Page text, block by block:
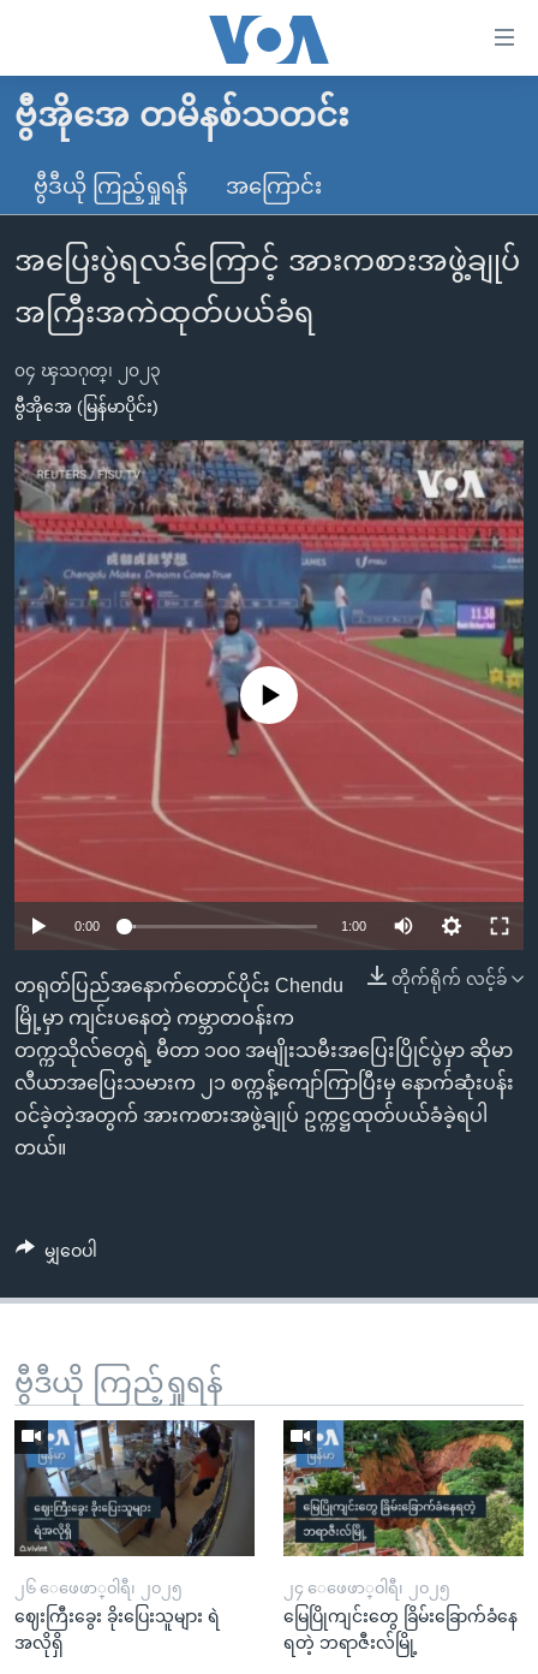
လွယ်ကူ
စေ
သည့်
များ
ပင်မ
သို့
ကျော်
ကြည့်
ရန်
ပင်မ
အ
ညွန်း
စာမျက်နှာ
သို့
ကျော်
ရှာဖွေ
နေရာ
ကျော်
မူလစာမျက်နှာ
မြန်မာ
ကမ္ဘာ့သတင်းများ
နိုင်ငံတကာ
အမေရိကန်
အစ္စရေး-ပါလက်စတိုင်း
ဗွီဒီယို
သတင်းလွတ်လပ်ခွင့်
ရပ်ဝန်းတခု လမ်းတခု အလွန်
အင်္ဂလိပ်စာလေ့လာမယ်
မကြေးမုံရဲ့ အင်္ဂလိပ်စာ
ရုပ်ရှင်ထဲက အင်္ဂလိပ်စာ
သုတပဒေသာ အင်္ဂလိပ်စာ
ရေဒီယို
တီဗွီ
ရေဒီယိုနှင့်ရုပ်သံ အချက်အလက်များ
ရေဒီယို/တီဗွီအစီအစဉ်
Learning English
ဗွီအိုအေ လူမှုကွန်ယက်များ
ဘာသာစကားများ
ဗွီအိုအေ တမိနစ်သတင်း
ဗွီဒီယို ကြည့်ရှုရန် အကြောင်း
အပြေးပွဲရလဒ်ကြောင့် အားကစားအဖွဲ့ချုပ်
အကြီးအကဲထုတ်ပယ်ခံရ
၀၄ ၾသဂုတ္၊ ၂၀၂၃
ဗွီအိုအေ (မြန်မာပိုင်း)
No media source currently available
0:00 1:00
တိုက်ရိုက် လင့်ခ်
တရုတ်ပြည်အနောက်တောင်ပိုင်း Chendu
မြို့မှာ ကျင်းပနေတဲ့ ကမ္ဘာတဝန်းက
တက္ကသိုလ်တွေရဲ့ မီတာ ၁၀၀ အမျိုးသမီးအပြေးပြိုင်ပွဲမှာ ဆိုမာ
လီယာအပြေးသမားက ၂၁ စက္ကန့်ကျော်ကြာပြီးမှ နောက်ဆုံးပန်း
ဝင်ခဲ့တဲ့အတွက် အားကစားအဖွဲ့ချုပ် ဥက္ကဋ္ဌထုတ်ပယ်ခံခဲ့ရပါ
တယ်။
မျှဝေပါ
ဗွီဒီယို ကြည့်ရှုရန်
၂၆ ေဖေဖာ္၀ါရီ၊ ၂၀၂၅
ဈေးကြီးခွေး ခိုးပြေးသူများ ရဲ
အလိုရှိ
၂၄ ေဖေဖာ္၀ါရီ၊ ၂၀၂၅
မြေပြိုကျင်းတွေ ခြိမ်းခြောက်ခံနေ
ရတဲ့ ဘရာဇီးလ်မြို့